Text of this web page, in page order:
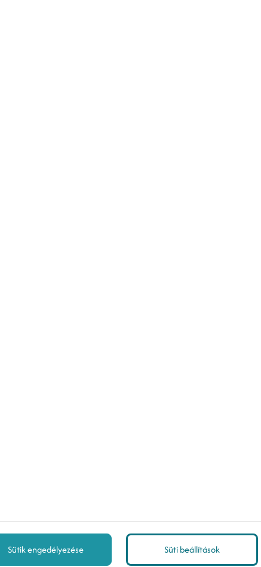
a próbaidőszakra
próbaidőszakára, akkor ez nagyon
ezt a próbaverziót, de ez még nem ok az
vele, és nem tudják, hogy működik
email kampány keretei között
megismerhetik szolgáltatásodat. Ezt
között is megteheted, hiszen a
esélyét.
árra
fontolgatja valamilyen szinten a vásárlást.
hiszen ezek arra utalhatnak, hogy a
számára. Ilyenkor azonban általában
belefér-e a kínált termék vagy
tehát pozitív vásárlói jelzés!
iránt érdeklődik
fizetni?” vagy „Mikor kell fizetnem?”,
a lehetséges vásárló valószínűleg az árral is
szerződési feltételek
üzletpolitikával kapcsolatos kérdéseket tesznek
értékesítőknek ekkor kell véglegesen
Sütik engedélyezése Süti beállítások